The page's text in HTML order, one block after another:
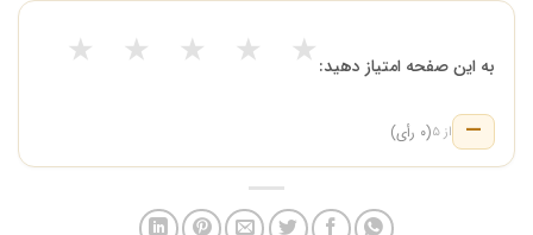
به این صفحه امتیاز دهید: ★ ★ ★ ★ ★
— از ۵ (۰ رأی)